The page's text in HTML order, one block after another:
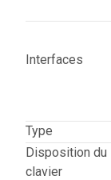
Interfaces
Type
Disposition du
clavier